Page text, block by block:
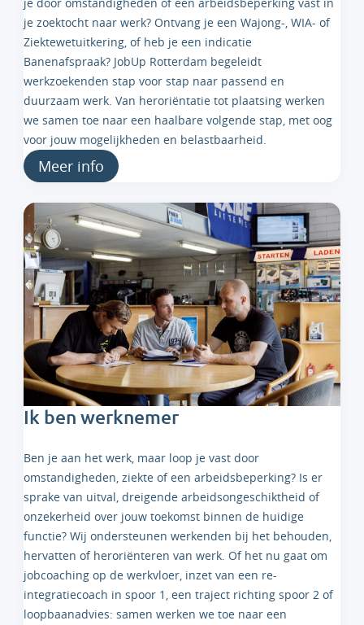
je zoektocht naar werk? Ontvang je een Wajong-, WIA- of
Ziektewetuitkering, of heb je een indicatie
Banenafspraak? JobUp Rotterdam begeleidt
werkzoekenden stap voor stap naar passend en
duurzaam werk. Van heroriëntatie tot plaatsing werken
we samen toe naar een haalbare volgende stap, met oog
voor jouw mogelijkheden en belastbaarheid.
Meer info
Ik ben werknemer
Ben je aan het werk, maar loop je vast door
omstandigheden, ziekte of een arbeidsbeperking? Is er
sprake van uitval, dreigende arbeidsongeschiktheid of
onzekerheid over jouw toekomst binnen de huidige
functie? Wij ondersteunen werkenden bij het behouden,
hervatten of heroriënteren van werk. Of het nu gaat om
jobcoaching op de werkvloer, inzet van een re-
integratiecoach in spoor 1, een traject richting spoor 2 of
loopbaanadvies: samen werken we toe naar een